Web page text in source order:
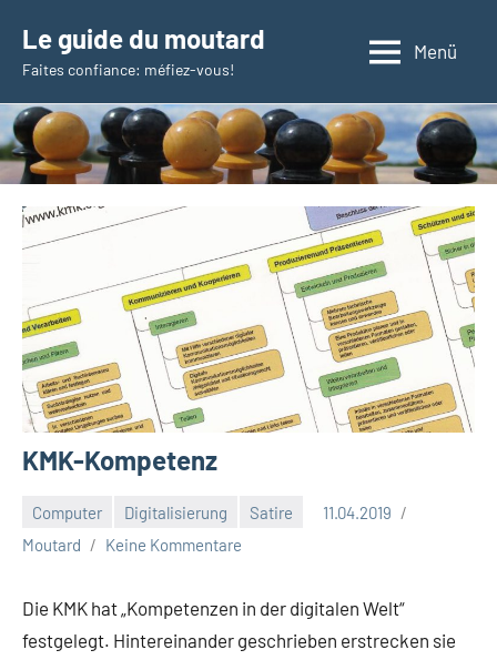
Inhalt
springen
Le guide du moutard
Faites confiance: méfiez-vous!
Menü
KMK-Kompetenz
Computer Digitalisierung Satire
11.04.2019
Moutard
Keine Kommentare
Die KMK hat „Kompetenzen in der digitalen Welt“
festgelegt. Hintereinander geschrieben erstrecken sie